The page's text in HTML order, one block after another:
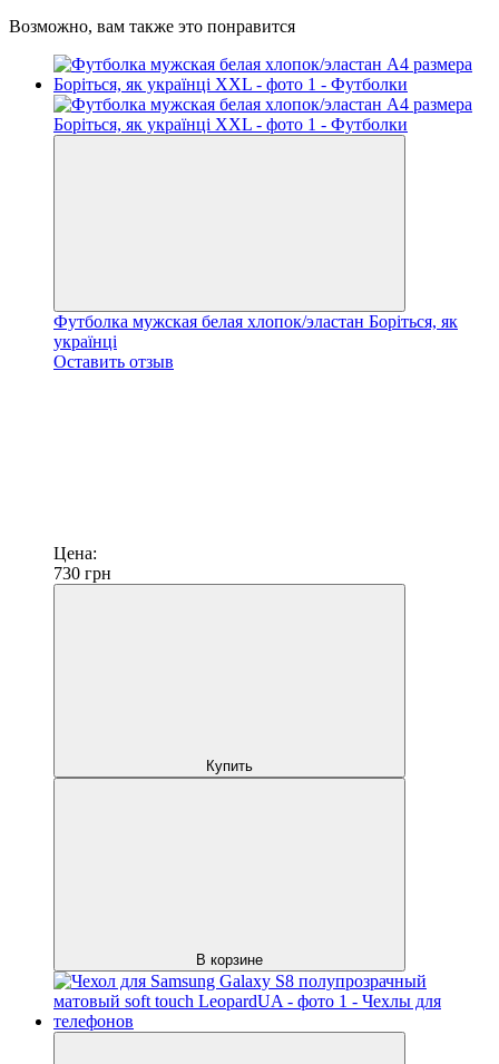
Возможно, вам также это понравится
Футболка мужская белая хлопок/эластан Боріться, як
українці
Оставить отзыв
Цена:
730 грн
Купить
В корзине